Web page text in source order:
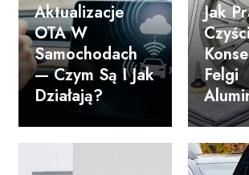
Aktualizacje
OTA W
Samochodach
— Czym Są I Jak
Działają?
Jak
Felgi